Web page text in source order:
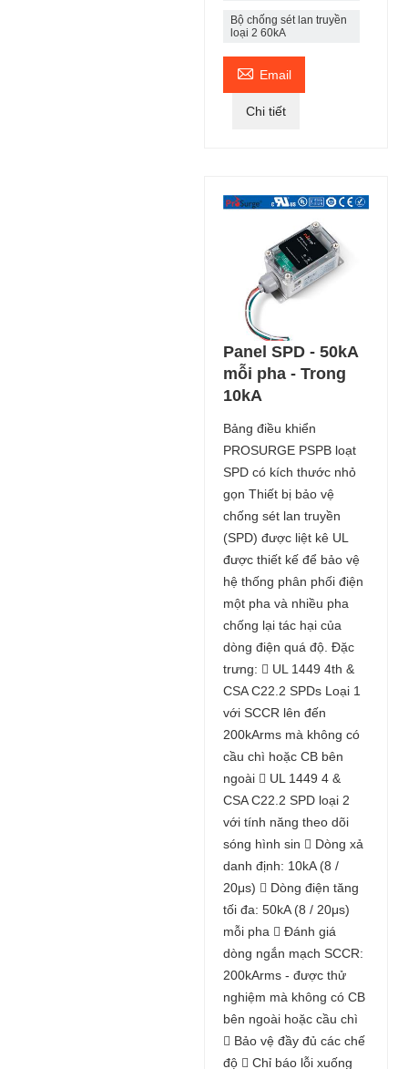
Bộ chống sét lan truyền
loại 2 60kA
 Email
Chi tiết
Panel SPD - 50kA
mỗi pha - Trong
10kA
Bảng điều khiển
PROSURGE PSPB loạt
SPD có kích thước nhỏ
gọn Thiết bị bảo vệ
chống sét lan truyền
(SPD) được liệt kê UL
được thiết kế để bảo vệ
hệ thống phân phối điện
một pha và nhiều pha
chống lại tác hại của
dòng điện quá độ. Đặc
trưng:  UL 1449 4th &
CSA C22.2 SPDs Loại 1
với SCCR lên đến
200kArms mà không có
cầu chì hoặc CB bên
ngoài  UL 1449 4 &
CSA C22.2 SPD loại 2
với tính năng theo dõi
sóng hình sin  Dòng xả
danh định: 10kA (8 /
20μs)  Dòng điện tăng
tối đa: 50kA (8 / 20μs)
mỗi pha  Đánh giá
dòng ngắn mạch SCCR:
200kArms - được thử
nghiệm mà không có CB
bên ngoài hoặc cầu chì
 Bảo vệ đầy đủ các chế
độ  Chỉ báo lỗi xuống